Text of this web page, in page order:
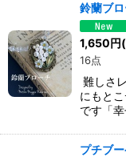
鈴蘭ブ
1,650円
16点
難し
にもと
です「
プチブ